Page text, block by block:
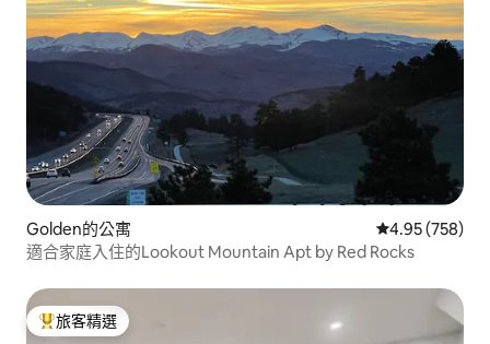
Golden的公寓 從 758 則評價
4.95 (758)
適合家庭入住的Lookout Mountain Apt by Red Rocks
旅客精選榜首
旅客精選